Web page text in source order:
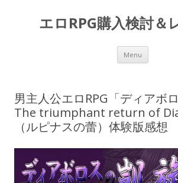
エロRPG購入検討＆
Menu Skip to
男主人公エロRPG「ディアボ
The triumphant return of
（ルピナスの蕾）体験版感想